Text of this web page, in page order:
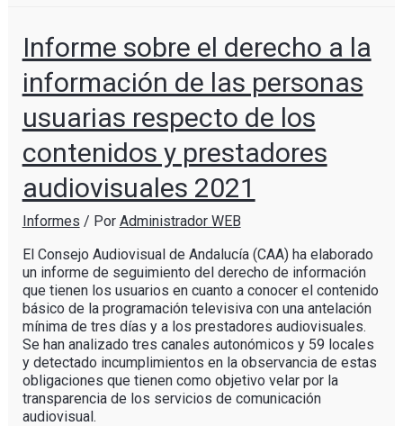
Informe sobre el derecho a la
información de las personas
usuarias respecto de los
contenidos y prestadores
audiovisuales 2021
Informes / Por Administrador WEB
El Consejo Audiovisual de Andalucía (CAA) ha elaborado
un informe de seguimiento del derecho de información
que tienen los usuarios en cuanto a conocer el contenido
básico de la programación televisiva con una antelación
mínima de tres días y a los prestadores audiovisuales.
Se han analizado tres canales autonómicos y 59 locales
y detectado incumplimientos en la observancia de estas
obligaciones que tienen como objetivo velar por la
transparencia de los servicios de comunicación
audiovisual.